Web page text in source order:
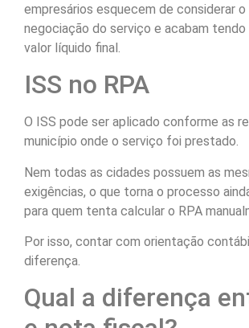
empresários esquecem de considerar
negociação do serviço e acabam tendo
valor líquido final.
ISS no RPA
O ISS pode ser aplicado conforme as
município onde o serviço foi prestado.
Nem todas as cidades possuem as
exigências, o que torna o processo
para quem tenta calcular o RPA
Por isso, contar com orientação
diferença.
Qual a diferença